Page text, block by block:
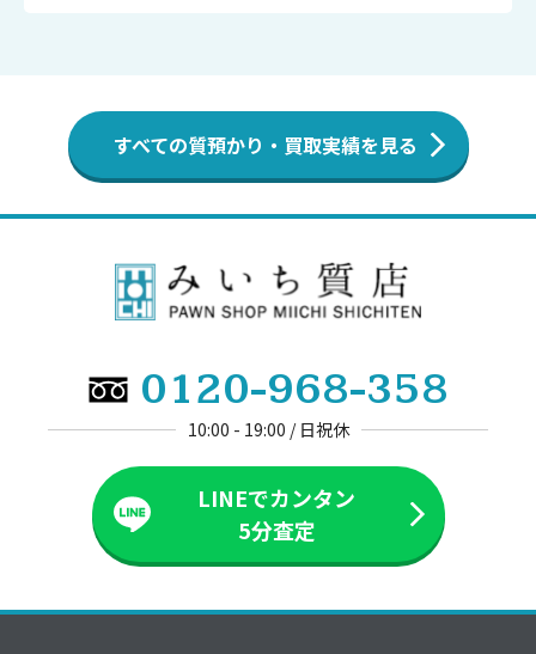
すべての質預かり・買取実績を見る
0120-968-358
10:00 - 19:00 / 日祝休
LINEでカンタン
5分査定